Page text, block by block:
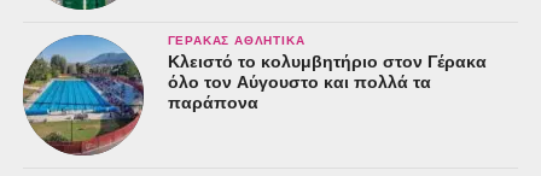
ΓΈΡΑΚΑΣ ΑΘΛΗΤΙΚΆ
Κλειστό το κολυμβητήριο στον Γέρακα
όλο τον Αύγουστο και πολλά τα
παράπονα